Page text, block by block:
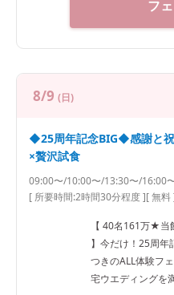
フ
8/9 (日)
◆25周年記念BIG◆感謝と祝
×贅沢試食
09:00〜/10:00〜/13:30〜/16:00
[ 所要時間:2時間30分程度][ 無料
【 40名161万★当
】今だけ！25周年
つきのALL体験フ
宅ウエディングを